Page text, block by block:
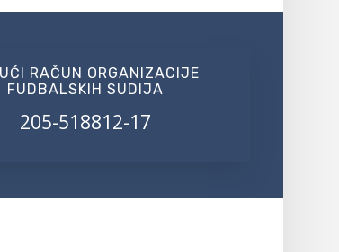
RAČUN ORGANIZACIJE
FUDBALSKIH SUDIJA
205-518812-17